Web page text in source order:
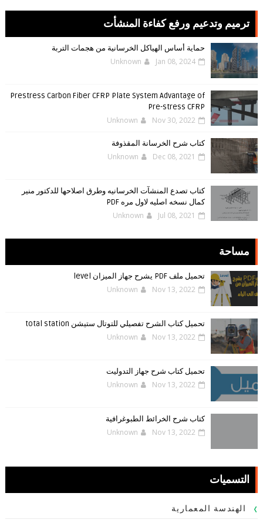
ترميم وتدعيم ورفع كفاءة المنشأت
حماية أساس الهياكل الخرسانية من هجمات التربة
Unknown Jan 08, 2024
Prestress Carbon Fiber CFRP Plate System Advantage of
Pre-stress CFRP
Unknown Nov 30, 2022
كتاب شرح الخرسانة المقذوفة
Unknown Dec 08, 2021
كتاب تصدع المنشآت الخرسانيه وطرق اصلاحها للدكتور منير
كمال نسخه اصليه لاول مره PDF
Unknown Jul 08, 2021
مساحة
تحميل ملف PDF يشرح جهاز الميزان level
Unknown Nov 13, 2022
تحميل كتاب الشرح تفصيلي للتوتال ستيشن total station
Unknown Nov 13, 2022
تحميل كتاب شرح جهاز التدوليت
Unknown Nov 13, 2022
كتاب شرح الخرائط الطبوغرافية
Unknown Nov 13, 2022
التسميات
الهندسة المعمارية